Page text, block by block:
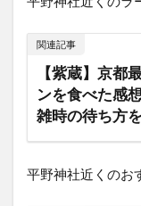
関連記事
【紫蔵】京都
ンを食べた感
雑時の待ち方
平野神社近くのお